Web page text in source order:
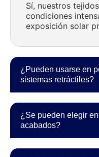
Sí, nuestros
condiciones
exposición solar
¿Pueden usarse en
sistemas retráctiles?
¿Se pueden elegir
acabados?